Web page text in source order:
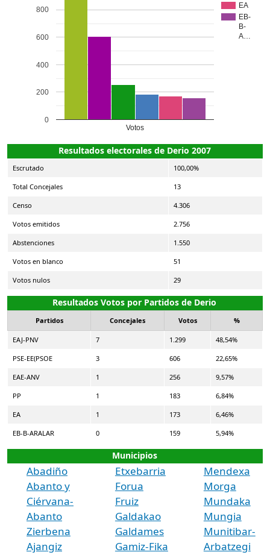
EA
EB-
B-
A…
Votos
0
200
400
600
800
Resultados electorales de Derio 2007
Escrutado 100,00%
Total Concejales 13
Censo 4.306
Votos emitidos 2.756
Abstenciones 1.550
Votos en blanco 51
Votos nulos 29
Resultados Votos por Partidos de Derio
Partidos Concejales Votos %
EAJ-PNV 7 1.299 48,54%
PSE-EE(PSOE 3 606 22,65%
EAE-ANV 1 256 9,57%
PP 1 183 6,84%
EA 1 173 6,46%
EB-B-ARALAR 0 159 5,94%
Municipios
Abadiño
Abanto y
Ciérvana-
Abanto
Zierbena
Ajangiz
Etxebarria
Forua
Fruiz
Galdakao
Galdames
Gamiz-Fika
Mendexa
Morga
Mundaka
Mungia
Munitibar-
Arbatzegi